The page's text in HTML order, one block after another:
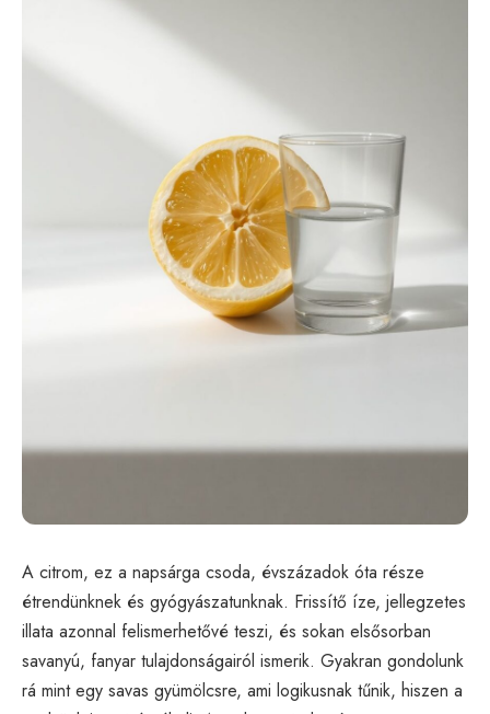
A citrom, ez a napsárga csoda, évszázadok óta része
étrendünknek és gyógyászatunknak. Frissítő íze, jellegzetes
illata azonnal felismerhetővé teszi, és sokan elsősorban
savanyú, fanyar tulajdonságairól ismerik. Gyakran gondolunk
rá mint egy savas gyümölcsre, ami logikusnak tűnik, hiszen a